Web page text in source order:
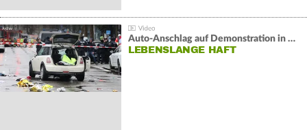
Auto-Anschlag auf Demonstration in München:
LEBENSLANGE HAFT